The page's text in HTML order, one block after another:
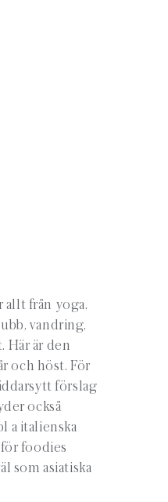
allt från yoga,
vandring,
Här är den
och höst. För
förslag
också
a italienska
foodies
som asiatiska